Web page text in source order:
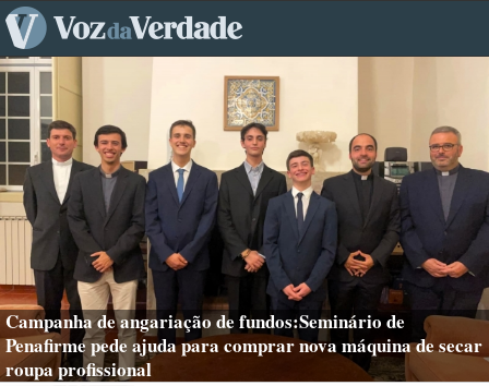
Campanha de angariação de fundos:Seminário de
Penafirme pede ajuda para comprar nova máquina de secar
roupa profissional